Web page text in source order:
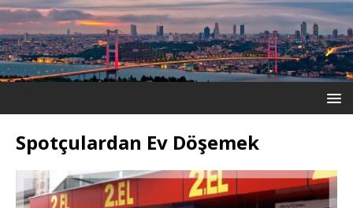
Spotçulardan Ev Döşemek